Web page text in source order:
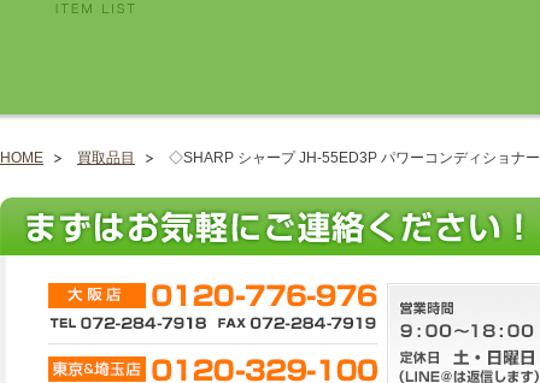
HOME 買取品目 ◇SHARP シャープ JH-55ED3P パワーコンディショナ